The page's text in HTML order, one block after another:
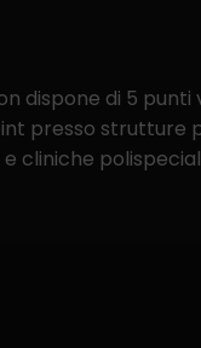
dispone di 5 punti
presso strutture
cliniche